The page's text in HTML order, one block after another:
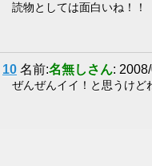
読物としては面白いね！！
10 名前:名無しさん:
ぜんぜんイイ！と思うけど